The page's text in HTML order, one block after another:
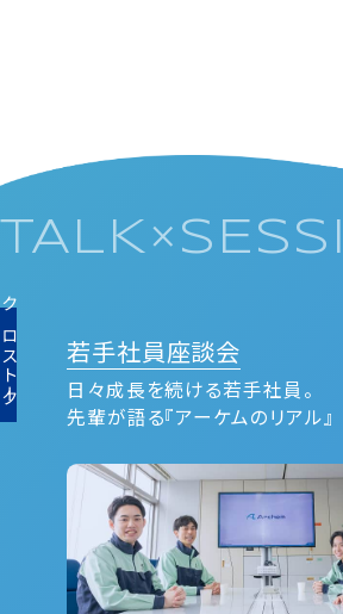
ーク 若⼿社員座談会
日々成長を続ける若手社員。
先輩が語る『アーケムのリアル』